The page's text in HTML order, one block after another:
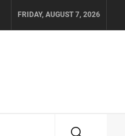
FRIDAY, AUGUST 7, 2026